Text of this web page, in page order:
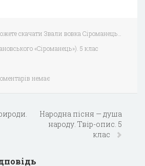
скачати Звали вовка Сіроманець…
«Сіроманець»). 5 клас
немає
Народна пісня — душа
народу. Твір-опис. 5
клас